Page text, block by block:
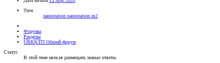
Теги
nanostation nanostation m2
Форумы
Разделы
UBIQUITI Общий форум
Статус
В этой теме нельзя размещать новые ответы.